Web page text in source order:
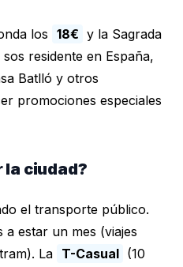
los 18€ y la Sagrada
sos residente en España,
Batlló y otros
promociones especiales
la ciudad?
el transporte público.
a estar un mes (viajes
La T-Casual (10